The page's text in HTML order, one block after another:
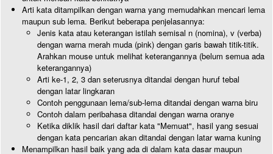
Arti kata ditampilkan dengan warna yang memudahkan mencari lema
maupun sub lema. Berikut beberapa penjelasannya:
Jenis kata atau keterangan istilah semisal n (nomina), v (verba)
dengan warna merah muda (pink) dengan garis bawah titik-titik.
Arahkan mouse untuk melihat keterangannya (belum semua ada
keterangannya)
Arti ke-1, 2, 3 dan seterusnya ditandai dengan huruf tebal
dengan latar lingkaran
Contoh penggunaan lema/sub-lema ditandai dengan warna biru
Contoh dalam peribahasa ditandai dengan warna oranye
Ketika diklik hasil dari daftar kata "Memuat", hasil yang sesuai
dengan kata pencarian akan ditandai dengan latar warna kuning
Menampilkan hasil baik yang ada di dalam kata dasar maupun